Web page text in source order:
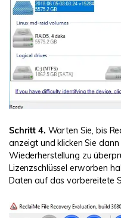
Schritt 4. Warten Sie, bis
anzeigt und klicken Sie
Wiederherstellung zu
Lizenzschlüssel erworben
Daten auf das vorbereitete